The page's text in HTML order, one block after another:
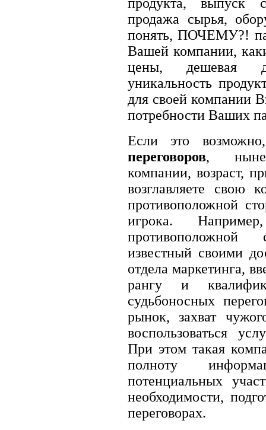
продажа сырья,
понять, ПОЧЕМУ?!
Вашей компании,
цены, дешевая
уникальность
для своей компании
потребности Ваших
Если это
переговоров,
компании, возраст,
возглавляете свою
противоположной
игрока.
известный своими
отдела маркетинга,
рангу и
судьбоносных
рынок, захват
воспользоваться
При этом такая
полноту
потенциальных
необходимости,
переговорах.